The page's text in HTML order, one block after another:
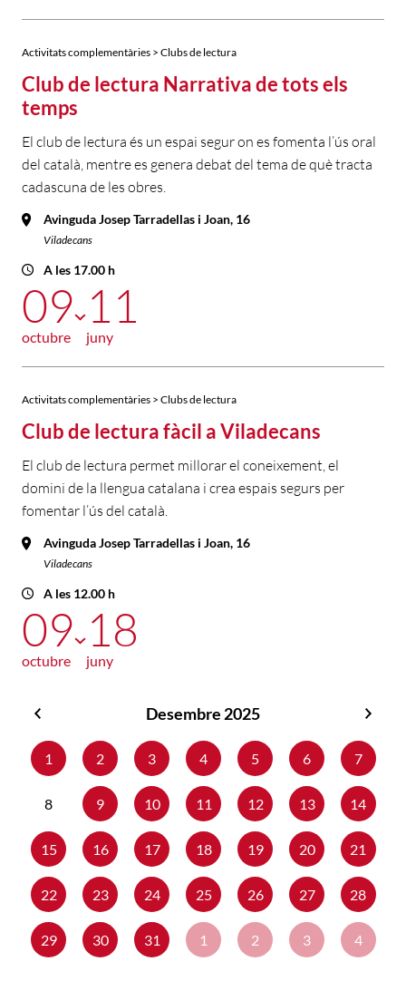
Activitats complementàries > Clubs de lectura
Club de lectura Narrativa de tots els
temps
El club de lectura és un espai segur on es fomenta l’ús oral
del català, mentre es genera debat del tema de què tracta
cadascuna de les obres.
Avinguda Josep Tarradellas i Joan, 16
Viladecans
A les 17.00 h
09
octubre
11
juny
Activitats complementàries > Clubs de lectura
Club de lectura fàcil a Viladecans
El club de lectura permet millorar el coneixement, el
domini de la llengua catalana i crea espais segurs per
fomentar l’ús del català.
Avinguda Josep Tarradellas i Joan, 16
Viladecans
A les 12.00 h
09
octubre
18
juny
2025
Desembre 2025
1
2 3 4 5 6 7
8 9 10 11 12 13 14
15 16 17 18 19 20 21
22 23 24 25 26 27 28
29 30 31 1 2 3 4